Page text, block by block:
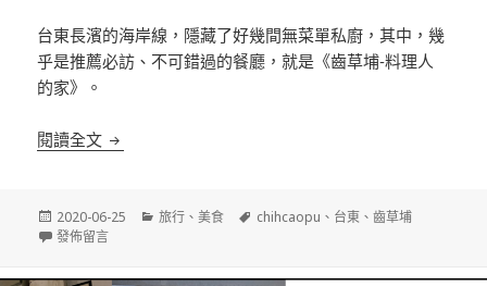
台東長濱的海岸線，隱藏了好幾間無菜單私廚，其中，幾
乎是推薦必訪、不可錯過的餐廳，就是《齒草埔-料理人
的家》。
閱讀全文 《齒草埔-料理人的家》台東長濱無菜單私廚~與料理
發
佈
期:
2020-06-25
分
旅行 、美食
標
chihcaopu 、 台東 、齒草埔
在〈《齒草埔-料理人的家》台東長濱無菜單私廚~與料理的對話〉
發佈留言